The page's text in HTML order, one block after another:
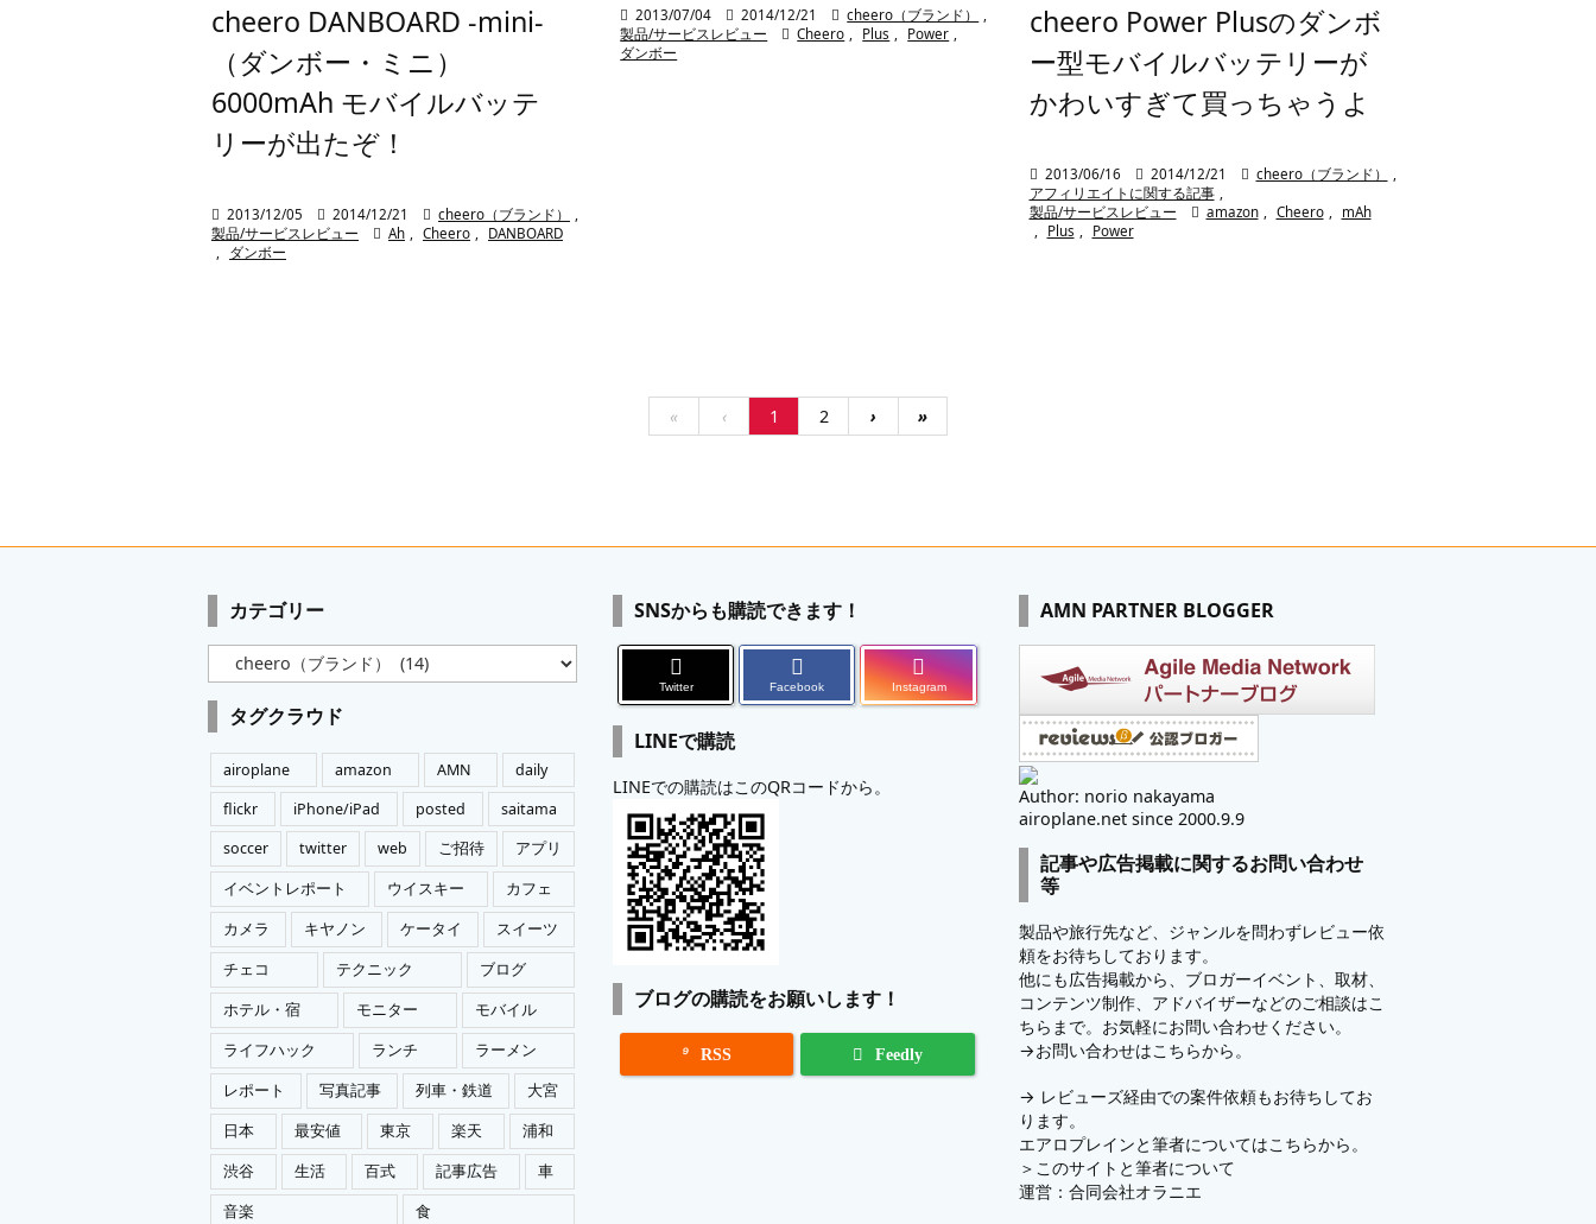
cheero DANBOARD -mini-
（ダンボー・ミニ）
6000mAh モバイルバッテ
リーが出たぞ！
 2013/12/05  2014/12/21  cheero（ブランド）
製品/サービスレビュー
 Ah Cheero
DANBOARD
ダンボー
 2013/07/04  2014/12/21  cheero（ブランド）
,
製品/サービスレビュー
 Cheero , Plus , Power ,
ダンボー
cheero Power Plusのダンボ
ー型モバイルバッテリーが
かわいすぎて買っちゃうよ
 2013/06/16  2014/12/21  cheero（ブランド）
アフィリエイトに関する記事
製品/サービスレビュー
 amazon Cheero
mAh
Plus Power
« ‹ 1 2 › »
カテゴリー
テ
ゴ
リ
ー
タグクラウド
airoplane amazon AMN
daily
flickr
iPhone/iPad posted
saitama
soccer
twitter web ご招待
アプリ
イベントレポート
ウイスキー
カフェ
カメラ
キヤノン ケータイ
スイーツ
チェコ
テクニック
ブログ
ホテル・宿
モニター
モバイル
ライフハック
ランチ
ラーメン
レポート
写真記事 列車・鉄道
大宮
日本
最安値 東京 楽天
浦和
渋谷
生活 百式 記事広告
車
音楽
食
SNSからも購読できます！
Twitter Facebook Instagram
LINEで購読
LINEでの購読はこのQRコードから。
ブログの購読をお願いします！
 RSS Feedly
AMN PARTNER BLOGGER
Author: norio nakayama
airoplane.net since 2000.9.9
記事や広告掲載に関するお問い合わせ
等
製品や旅行先など、ジャンルを問わずレビュー依
頼をお待ちしております。
他にも広告掲載から、ブロガーイベント、取材、
コンテンツ制作、アドバイザーなどのご相談はこ
ちらまで。お気軽にお問い合わせください。
→お問い合わせはこちらから。
→ レビューズ経由での案件依頼もお待ちしてお
ります。
エアロプレインと筆者についてはこちらから。
＞ このサイトと筆者について
運営： 合同会社オラニエ